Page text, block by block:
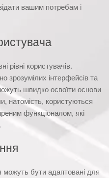
вашим потребам і
рівні користувачів.
зрозумілих інтерфейсів та
швидко освоїти основи
натомість, користуються
функціоналом, які
бути адаптовані для